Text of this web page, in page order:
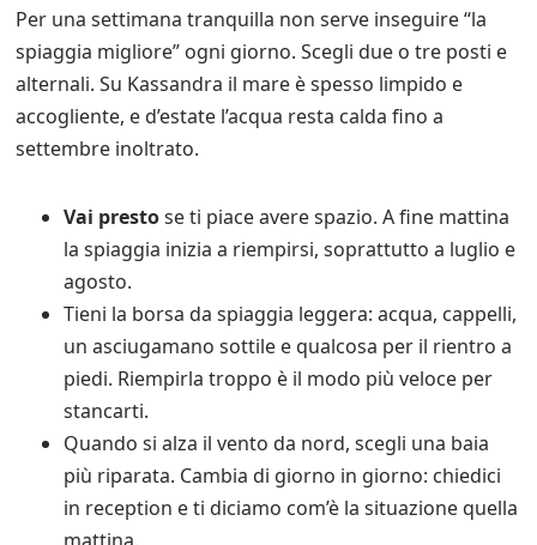
Per una settimana tranquilla non serve inseguire “la
spiaggia migliore” ogni giorno. Scegli due o tre posti e
alternali. Su Kassandra il mare è spesso limpido e
accogliente, e d’estate l’acqua resta calda fino a
settembre inoltrato.
Vai prestose ti piace avere spazio. A fine mattina
la spiaggia inizia a riempirsi, soprattutto a luglio e
agosto.
Tieni la borsa da spiaggia leggera: acqua, cappelli,
un asciugamano sottile e qualcosa per il rientro a
piedi. Riempirla troppo è il modo più veloce per
stancarti.
Quando si alza il vento da nord, scegli una baia
più riparata. Cambia di giorno in giorno: chiedici
in reception e ti diciamo com’è la situazione quella